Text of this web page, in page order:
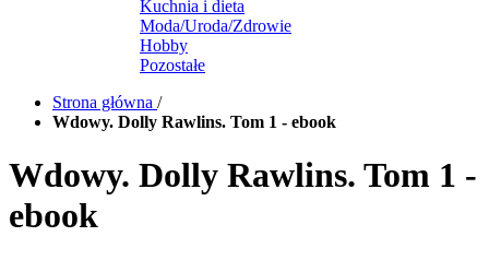
Kuchnia i dieta
Moda/Uroda/Zdrowie
Hobby
Pozostałe
Strona główna /
Wdowy. Dolly Rawlins. Tom 1 - ebook
Wdowy. Dolly Rawlins. Tom 1 -
ebook